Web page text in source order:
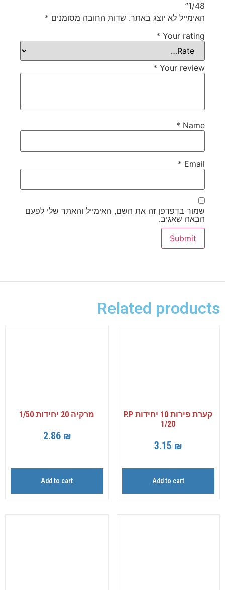
1/48”
האימייל לא יוצג באתר. שדות החובה מסומנים *
Your rating
*
Your review
*
Name
*
Email
*
שמור בדפדפן זה את השם, האימייל והאתר שלי לפעם
הבאה שאגיב.
Related products
קערת פירות 10 יחידות P.P
1/20
3.15 ₪
Add to cart
מרקיה 20 יחידות 1/50
2.86 ₪
Add to cart